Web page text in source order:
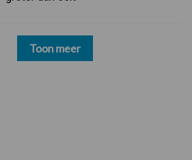
Toon meer